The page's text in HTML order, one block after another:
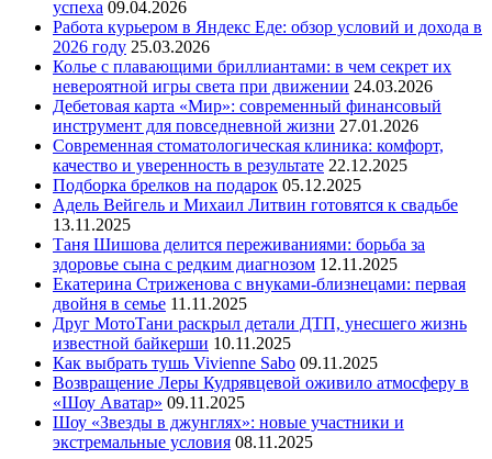
успеха 09.04.2026
Работа курьером в Яндекс Еде: обзор условий и дохода в
2026 году 25.03.2026
Колье с плавающими бриллиантами: в чем секрет их
невероятной игры света при движении 24.03.2026
Дебетовая карта «Мир»: современный финансовый
инструмент для повседневной жизни 27.01.2026
Современная стоматологическая клиника: комфорт,
качество и уверенность в результате 22.12.2025
Подборка брелков на подарок 05.12.2025
Адель Вейгель и Михаил Литвин готовятся к свадьбе
13.11.2025
Таня Шишова делится переживаниями: борьба за
здоровье сына с редким диагнозом 12.11.2025
Екатерина Стриженова с внуками-близнецами: первая
двойня в семье 11.11.2025
Друг МотоТани раскрыл детали ДТП, унесшего жизнь
известной байкерши 10.11.2025
Как выбрать тушь Vivienne Sabo 09.11.2025
Возвращение Леры Кудрявцевой оживило атмосферу в
«Шоу Аватар» 09.11.2025
Шоу «Звезды в джунглях»: новые участники и
экстремальные условия 08.11.2025